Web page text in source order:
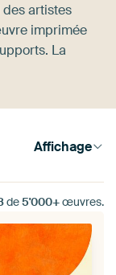
artistes
imprimée
La
Affichage
de5'000+œuvres.